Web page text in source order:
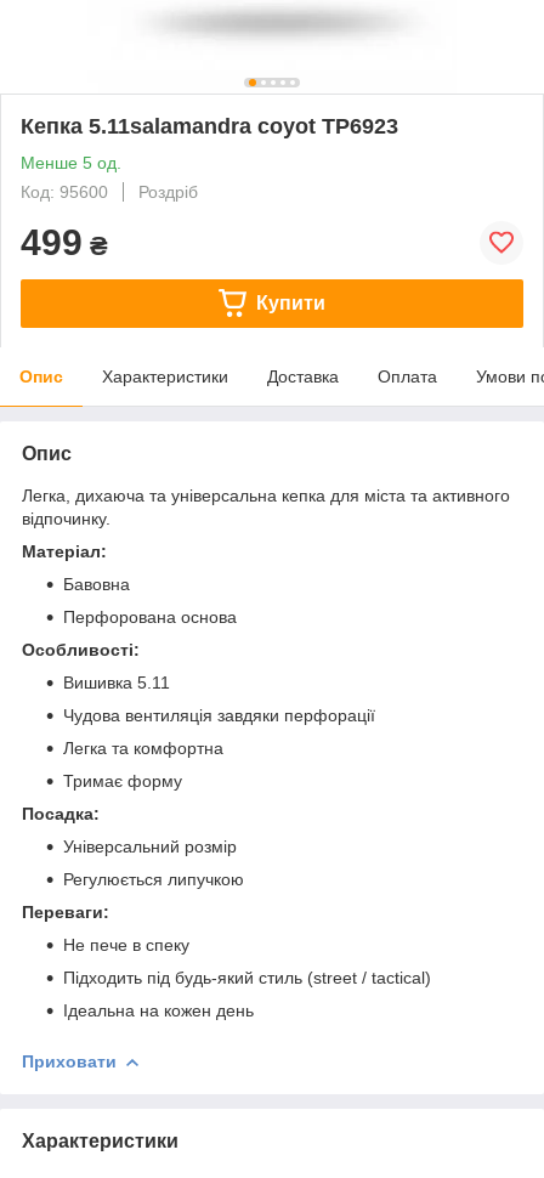
Кепка 5.11salamandra coyot ТР6923
Менше 5 од.
Код: 95600
Роздріб
499 ₴
Купити
Опис Характеристики Доставка Оплата Умови
Опис
Легка, дихаюча та універсальна кепка для міста та активного
відпочинку.
Матеріал:
Бавовна
Перфорована основа
Особливості:
Вишивка 5.11
Чудова вентиляція завдяки перфорації
Легка та комфортна
Тримає форму
Посадка:
Універсальний розмір
Регулюється липучкою
Переваги:
Не пече в спеку
Підходить під будь-який стиль (street / tactical)
Ідеальна на кожен день
Приховати
Характеристики